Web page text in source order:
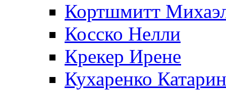
Кортшмитт
Косско Нелли
Крекер Ирене
Кухаренко